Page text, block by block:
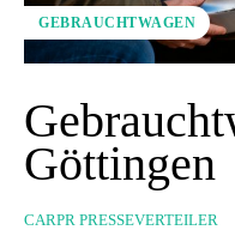
GEBRAUCHTWAGEN
Göttingen
CARPR PRESSEVERTEILER